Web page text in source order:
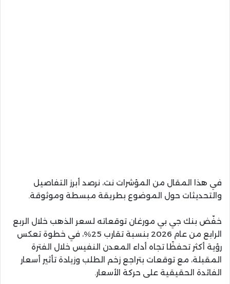
في هذا المقال من المؤشرات نت، نرصد أبرز التفاصيل
والتحديثات حول الموضوع بطريقة مبسطة وموثوقة.
خفّض بنك جي بي مورغان توقعاته لسعر الذهب خلال الربع
الرابع من عام 2026 بنسبة تقارب 25%، في خطوة تعكس
رؤية أكثر تحفظًا تجاه أداء المعدن النفيس خلال الفترة
المقبلة، مع توقعات بتراجع زخم الطلب وزيادة تأثير أسعار
الفائدة الحقيقية على حركة الأسعار.